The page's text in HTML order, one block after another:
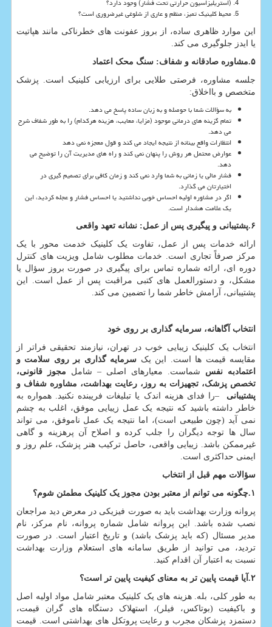
محیط کلینیک تمیز، منظم و عاری از شلوغی غیرضروری است؟
این موارد ظاهری ساده، از بروز عفونت های خطرناکی مانند هپاتیت
یا ایدز جلوگیری می کند.
۵.مشاوره صادقانه و شفاف: سنگ محک اعتماد
جلسه مشاوره، فرصتی طلایی برای ارزیابی کلینیک است. پزشک
متخصص و بااخلاق:
به سؤالات شما با حوصله و به زبان ساده پاسخ می دهد.
تمام گزینه های درمانی موجود (مزایا، معایب، هزینه هرکدام) را به طور شفاف شرح
می دهد.
انتظارات واقع بینانه از نتیجه ایجاد می کند و قول معجزه نمی دهد
عوارض محتمل هر روش را پنهان نمی کند و راه های مدیریت آن را توضیح می
دهد.
فشار مالی یا زمانی به شما وارد نمی کند و زمان کافی برای تصمیم گیری در
اختیارتان می گذارد.
اگر در مشاوره اولیه احساس خوبی نداشتید یا احساس فشار و عجله کردید، این
یک علامت هشدار است.
۶.پشتیبانی و پیگیری پس از عمل: نشانه تعهد واقعی
ارائه خدمات پس از عمل، تفاوت یک کلینیک خدمت محور با یک
مرکز صرفاً تجاری است. خدمات مطلوب شامل ویزیت های کنترل
دوره ای، ارائه شماره تماس برای پیگیری در صورت بروز سؤال یا
مشکل، و دستورالعمل های کتبی مراقبت پس از عمل است. این
پشتیبانی، آرامش خاطر شما را تضمین می کند.
انتخاب آگاهانه، سرمایه گذاری بر روی خود
انتخاب یک کلینیک زیبایی خوب در تهران، نیازمند تحقیقی فراتر از
مقایسه قیمت ها است. این یک سرمایه گذاری بر روی سلامت و
اعتمادبه نفس شماست. معیارهای اصلی – شامل مجوز قانونی،
تخصص پزشک، تجهیزات به روز، رعایت بهداشت، مشاوره شفاف و
پشتیبانی
–را فدای هزینه اندک یا تبلیغات فریبنده نکنید. همواره به
خاطر داشته باشید که نتیجه یک عمل زیبایی موفق، اغلب به چشم
نمی آید (چون طبیعی است)، اما نتیجه یک عمل ناموفق، می تواند
سال ها توجه دیگران را جلب کرده و اصلاح آن پرهزینه و گاهی
غیرممکن باشد. زیبایی واقعی، حاصل ترکیب هنر پزشک، علم روز و
ایمنی حداکثری است.
سؤالات مهم قبل از انتخاب
۱ .چگونه می توانم از معتبر بودن مجوز یک کلینیک مطمئن شوم؟
پروانه وزارت بهداشت باید به صورت فیزیکی در معرض دید مراجعان
نصب شده باشد. این پروانه شامل شماره پروانه، نام مرکز، نام
مدیر مسئال (که باید پزشک باشد) و تاریخ اعتبار است. در صورت
تردید، می توانید از طریق سامانه های استعلام وزارت بهداشت
نسبت به اعتبار آن اقدام کنید.
۲. آیا قیمت پایین تر به معنای کیفیت پایین تر است؟
به طور کلی، بله. هزینه های یک کلینیک معتبر شامل مواد اولیه اصل
و باکیفیت (بوتاکس، فیلر)، استهلاک دستگاه های گران قیمت،
دستمزد پزشکان مجرب و رعایت پروتکل های بهداشتی است. قیمت